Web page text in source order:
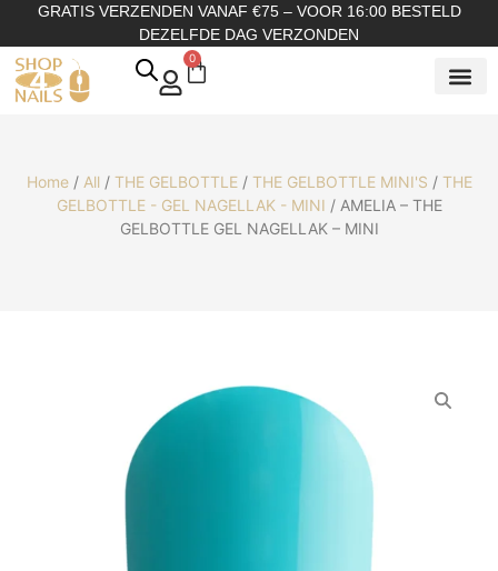
GRATIS VERZENDEN VANAF €75 – VOOR 16:00 BESTELD
DEZELFDE DAG VERZONDEN
0
Home/ All / THE GELBOTTLE/ THE GELBOTTLE MINI'S / THE
GELBOTTLE - GEL NAGELLAK - MINI / AMELIA – THE
GELBOTTLE GEL NAGELLAK – MINI